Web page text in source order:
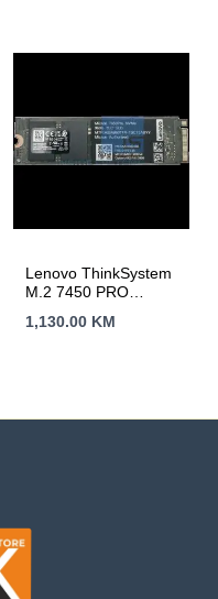
Lenovo ThinkSystem
M.2 7450 PRO
Intensive NVMe PCIe
1,130.00 KM